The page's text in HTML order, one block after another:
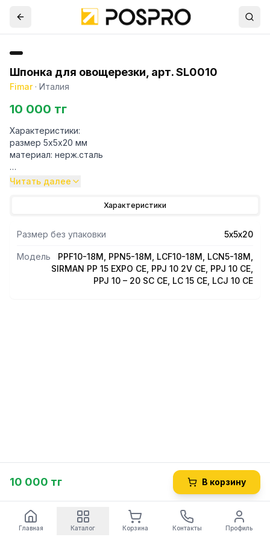
Шпонка для овощерезки, арт. SL0010
Fimar· Италия
10 000 тг
Характеристики:
размер 5х5х20 мм
материал: нерж.сталь
Подходит для моделей:
IP/30F - IP/40F - IP/60F - IP/80F
SI/320 - SI/420 - SI/520
FNT
CL/3 - CL/5 - CL/8
Читать далее
Характеристики
Размер без упаковки 5х5х20
Модель
PPF10-18M, PPN5-18M, LCF10-18M, LCN5-18M,
SIRMAN PP 15 EXPO CE, PPJ 10 2V CE, PPJ 10 CE,
PPJ 10 – 20 SC CE, LC 15 CE, LCJ 10 CE
10 000 тг В корзину
Главная Каталог Корзина Контакты Профиль